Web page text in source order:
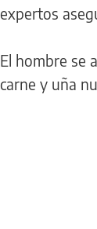
expertos
El hombre se
carne y uña